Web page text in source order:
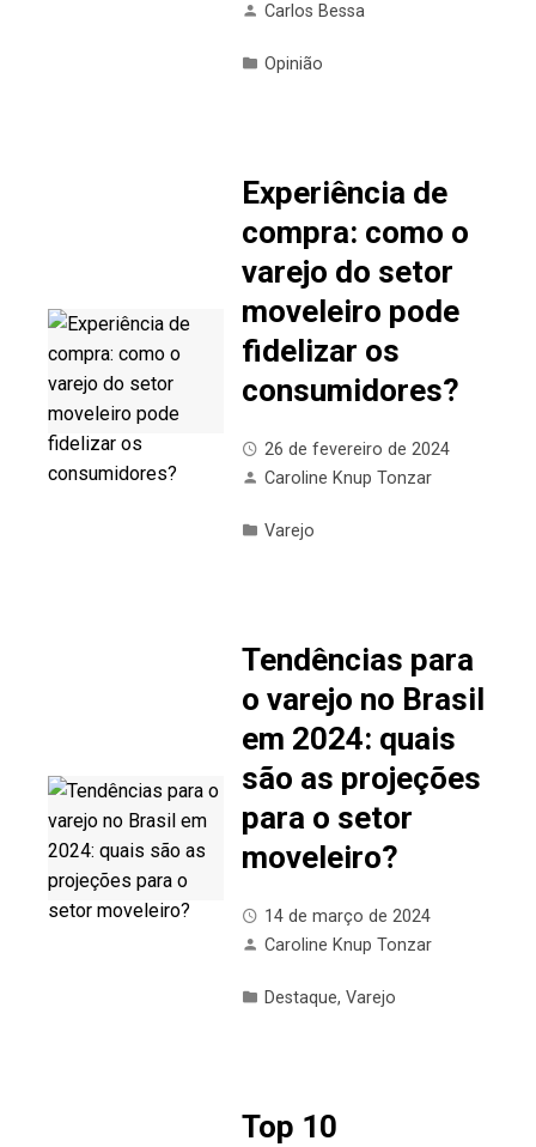
Carlos Bessa
Opinião
Experiência de
compra: como o
varejo do setor
moveleiro pode
fidelizar os
consumidores?
26 de fevereiro de 2024
Caroline Knup Tonzar
Varejo
Tendências para
o varejo no Brasil
em 2024: quais
são as projeções
para o setor
moveleiro?
14 de março de 2024
Caroline Knup Tonzar
Destaque, Varejo
Top 10